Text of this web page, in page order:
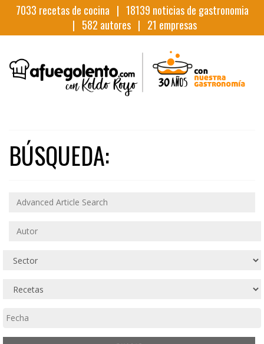
7033 recetas de cocina | 18139 noticias de gastronomia
| 582 autores | 21 empresas
BÚSQUEDA: